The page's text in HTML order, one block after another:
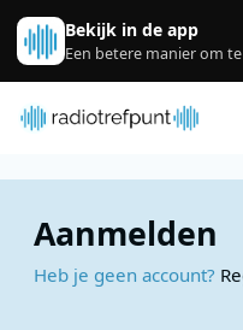
Spring naar bijdragen
Bekijk in de app
Een betere manier om
Aanmelden
Heb je geen account?